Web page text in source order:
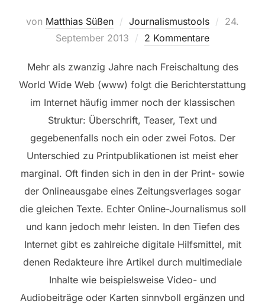
von Matthias Süßen Journalismustools
24.
September 2013
2 Kommentare
Mehr als zwanzig Jahre nach Freischaltung des
World Wide Web (www) folgt die Berichterstattung
im Internet häufig immer noch der klassischen
Struktur: Überschrift, Teaser, Text und
gegebenenfalls noch ein oder zwei Fotos. Der
Unterschied zu Printpublikationen ist meist eher
marginal. Oft finden sich in den in der Print- sowie
der Onlineausgabe eines Zeitungsverlages sogar
die gleichen Texte. Echter Online-Journalismus soll
und kann jedoch mehr leisten. In den Tiefen des
Internet gibt es zahlreiche digitale Hilfsmittel, mit
denen Redakteure ihre Artikel durch multimediale
Inhalte wie beispielsweise Video- und
Audiobeiträge oder Karten sinnvboll ergänzen und